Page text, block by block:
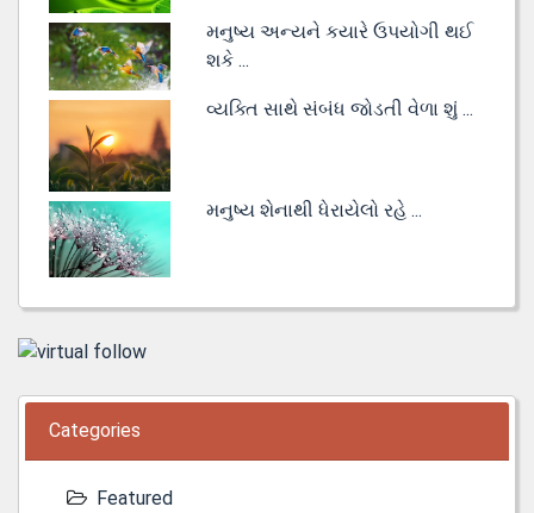
મનુષ્ય અન્યને કયારે ઉપયોગી થઈ
શકે ...
વ્યક્તિ સાથે સંબંધ જોડતી વેળા શું ...
મનુષ્ય શેનાથી ધેરાયેલો રહે ...
Categories
Featured